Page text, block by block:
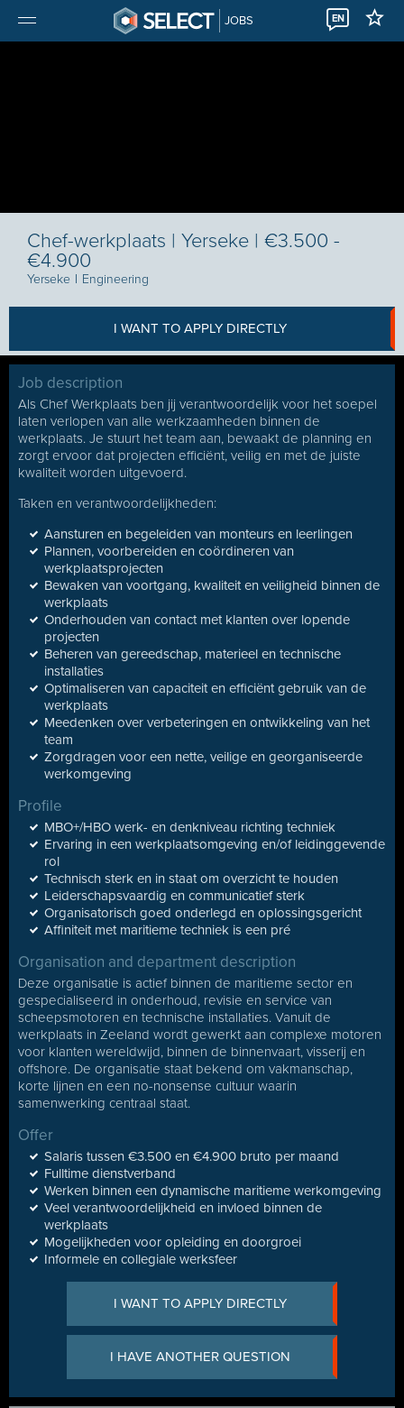
JOBS EN
Chef-werkplaats | Yerseke | €3.500 -
€4.900
Yerseke I Engineering
I WANT TO APPLY DIRECTLY
Job description
Als Chef Werkplaats ben jij verantwoordelijk voor het soepel
laten verlopen van alle werkzaamheden binnen de
werkplaats. Je stuurt het team aan, bewaakt de planning en
zorgt ervoor dat projecten efficiënt, veilig en met de juiste
kwaliteit worden uitgevoerd.
Taken en verantwoordelijkheden:
Aansturen en begeleiden van monteurs en leerlingen
Plannen, voorbereiden en coördineren van
werkplaatsprojecten
Bewaken van voortgang, kwaliteit en veiligheid binnen de
werkplaats
Onderhouden van contact met klanten over lopende
projecten
Beheren van gereedschap, materieel en technische
installaties
Optimaliseren van capaciteit en efficiënt gebruik van de
werkplaats
Meedenken over verbeteringen en ontwikkeling van het
team
Zorgdragen voor een nette, veilige en georganiseerde
werkomgeving
Profile
MBO+/HBO werk- en denkniveau richting techniek
Ervaring in een werkplaatsomgeving en/of leidinggevende
rol
Technisch sterk en in staat om overzicht te houden
Leiderschapsvaardig en communicatief sterk
Organisatorisch goed onderlegd en oplossingsgericht
Affiniteit met maritieme techniek is een pré
Organisation and department description
Deze organisatie is actief binnen de maritieme sector en
gespecialiseerd in onderhoud, revisie en service van
scheepsmotoren en technische installaties. Vanuit de
werkplaats in Zeeland wordt gewerkt aan complexe motoren
voor klanten wereldwijd, binnen de binnenvaart, visserij en
offshore. De organisatie staat bekend om vakmanschap,
korte lijnen en een no-nonsense cultuur waarin
samenwerking centraal staat.
Offer
Salaris tussen €3.500 en €4.900 bruto per maand
Fulltime dienstverband
Werken binnen een dynamische maritieme werkomgeving
Veel verantwoordelijkheid en invloed binnen de
werkplaats
Mogelijkheden voor opleiding en doorgroei
Informele en collegiale werksfeer
I WANT TO APPLY DIRECTLY
I HAVE ANOTHER QUESTION